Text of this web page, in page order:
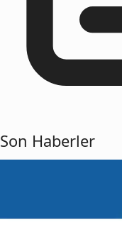
Son Haberler